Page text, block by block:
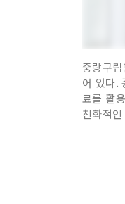
중랑구
어 있다.
료를 활
친화적